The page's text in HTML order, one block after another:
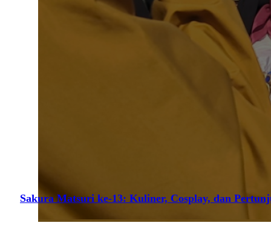
Sakura Matsuri ke-13: Kuliner, Cosplay, dan